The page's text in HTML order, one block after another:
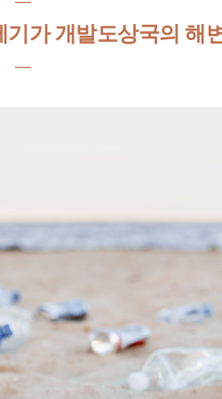
가 개발도상국의 해
―